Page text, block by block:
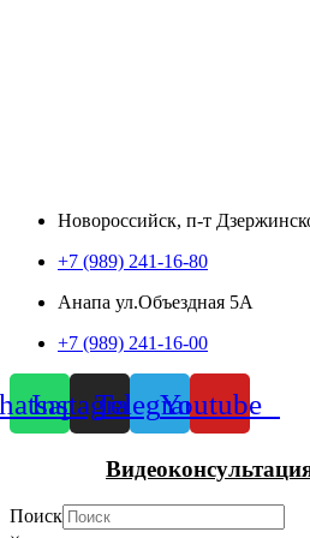
Новороссийск, п-т
+7 (989) 241-16-80
Анапа ул.Объездная 5А
+7 (989) 241-16-00
InstagramTelegramYoutube
Поиск